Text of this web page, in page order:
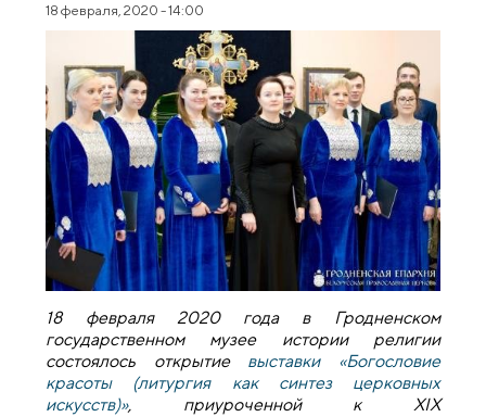
18 февраля, 2020 - 14:00
18 февраля 2020 года в Гродненском
государственном музее истории религии
состоялось открытие выставки «Богословие
красоты(литургия как синтез церковных
искусств)», приуроченной к XIX